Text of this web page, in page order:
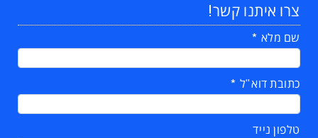
צרו איתנו קשר!
שם מלא
כתובת דוא"ל
טלפון נייד